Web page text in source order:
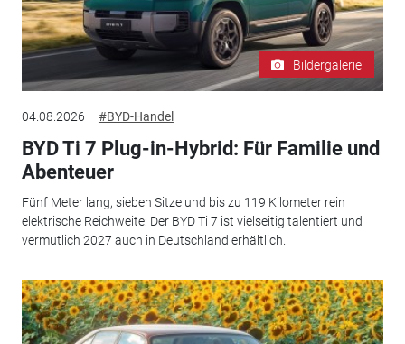
Bildergalerie
04.08.2026 #BYD-Handel
BYD Ti 7 Plug-in-Hybrid: Für Familie und
Abenteuer
Fünf Meter lang, sieben Sitze und bis zu 119 Kilometer rein
elektrische Reichweite: Der BYD Ti 7 ist vielseitig talentiert und
vermutlich 2027 auch in Deutschland erhältlich.